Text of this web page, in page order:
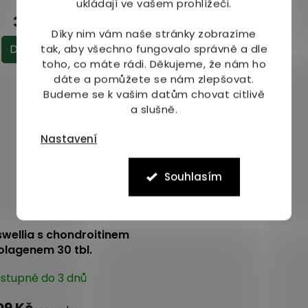
ukládají ve vašem prohlížeči.
Díky nim vám naše stránky zobrazíme
tak, aby všechno fungovalo správně a dle
toho, co máte rádi. Děkujeme, že nám ho
dáte a pomůžete se nám zlepšovat.
Budeme se k vašim datům chovat citlivě
a slušně.
Nastavení
Souhlasím
339 Kč
Do košíku
hodnocení
produktu
je
5,0
z
5
hvězdiček.
Do košíku
s chondroitinem
30 tbl.
do 3 dnů